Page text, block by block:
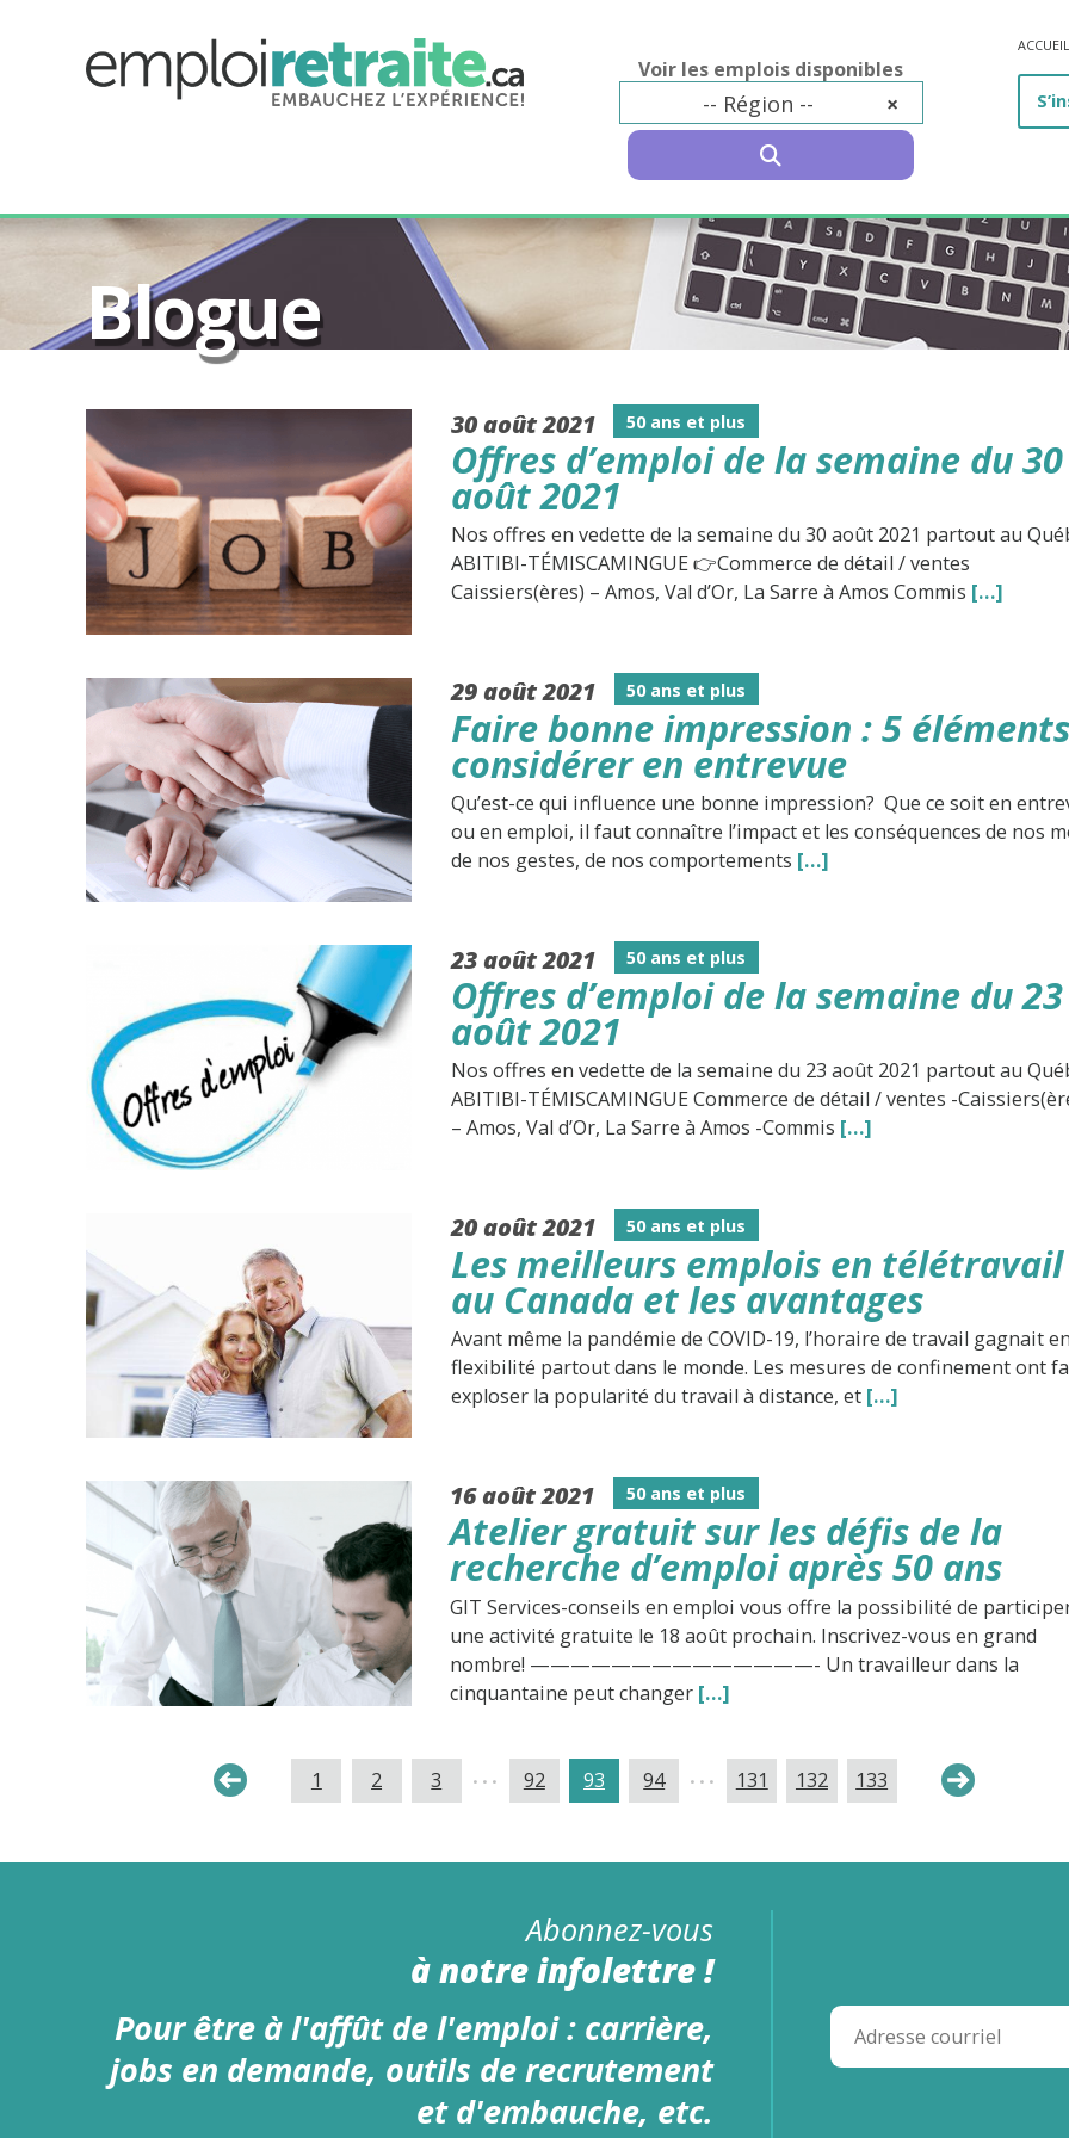
Voir les emplois disponibles
×
-- Région --
ACCUEIL
Blogue
30 août 2021 50 ans et plus
Offres d’emploi de la semaine du 30
août 2021
Nos offres en vedette de la semaine du 30 août 2021 partout au
ABITIBI-TÉMISCAMINGUE 👉Commerce de détail / ventes
Caissiers(ères) – Amos, Val d’Or, La Sarre à Amos Commis […]
29 août 2021 50 ans et plus
Faire bonne impression : 5
considérer en entrevue
Qu’est-ce qui influence une bonne impression? Que ce soit en
ou en emploi, il faut connaître l’impact et les conséquences de nos
de nos gestes, de nos comportements […]
23 août 2021 50 ans et plus
Offres d’emploi de la semaine du 23
août 2021
Nos offres en vedette de la semaine du 23 août 2021 partout au
ABITIBI-TÉMISCAMINGUE Commerce de détail / ventes -
– Amos, Val d’Or, La Sarre à Amos -Commis […]
20 août 2021 50 ans et plus
Les meilleurs emplois en télétravail
au Canada et les avantages
Avant même la pandémie de COVID-19, l’horaire de travail gagnait
flexibilité partout dans le monde. Les mesures de confinement ont
exploser la popularité du travail à distance, et […]
16 août 2021 50 ans et plus
Atelier gratuit sur les défis de la
recherche d’emploi après 50 ans
GIT Services-conseils en emploi vous offre la possibilité de
une activité gratuite le 18 août prochain. Inscrivez-vous en grand
nombre! ——————————————- Un travailleur dans la
cinquantaine peut changer […]
1 2 3 ... 92 93 94 ... 131 132 133
Abonnez-vous
à notre infolettre !
Pour être à l'affût de l'emploi : carrière,
jobs en demande, outils de recrutement
et d'embauche, etc.